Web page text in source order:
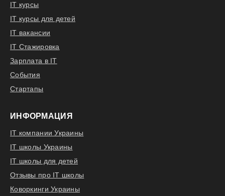
IT курсы
IT курсы для детей
IT вакансии
IT Стажировка
Зарплата в IT
События
Стартапы
ИНФОРМАЦИЯ
IT компании Украины
IT школы Украины
IT школы для детей
Отзывы про IT школы
Коворкинги Украины